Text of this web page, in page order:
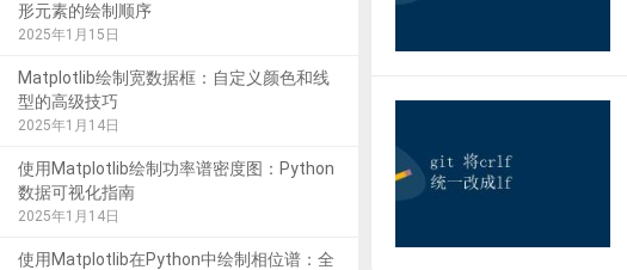
形元素的绘制顺序
2025年1月15日
Matplotlib绘制宽数据框：自定义颜色和线
型的高级技巧
2025年1月14日
使用Matplotlib绘制功率谱密度图：Python
数据可视化指南
2025年1月14日
使用Matplotlib在Python中绘制相位谱：全